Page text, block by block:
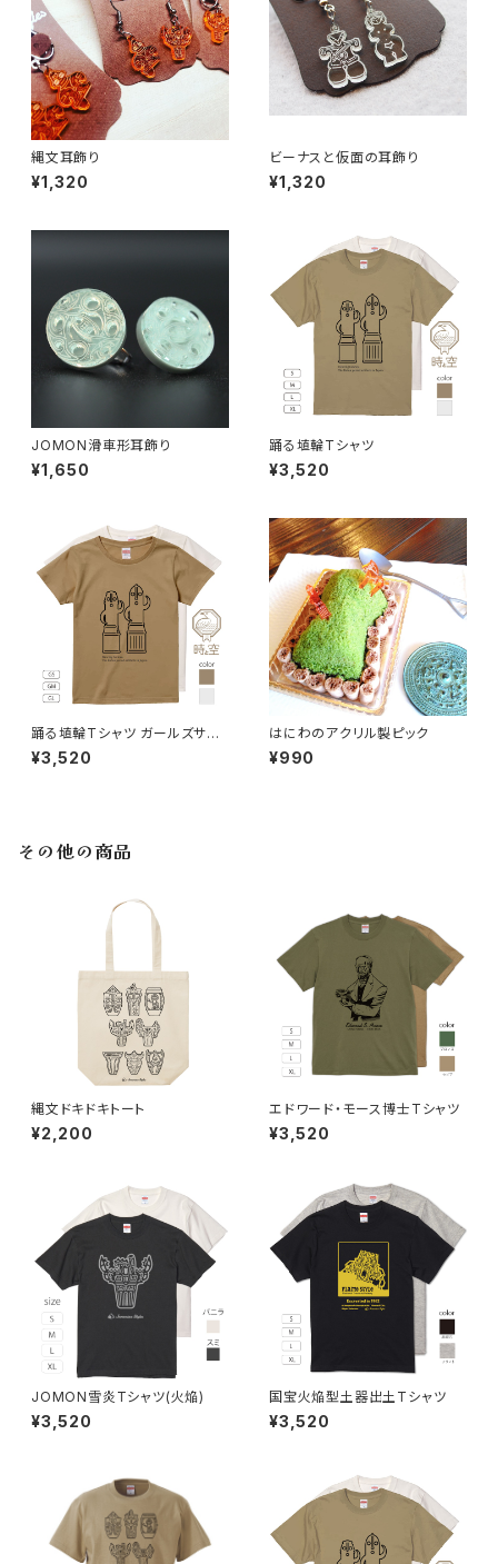
縄文耳飾り
¥1,320
ビーナスと仮面の耳飾り
¥1,320
JOMON滑車形耳飾り
¥1,650
踊る埴輪Tシャツ
¥3,520
踊る埴輪Tシャツ ガールズサイ
ズ
¥3,520
はにわのアクリル製ピック
¥990
その他の商品
縄文ドキドキトート
¥2,200
エドワード・モース博士Tシャツ
¥3,520
JOMON雪炎Tシャツ(火焔)
¥3,520
国宝火焔型土器出土Tシャツ
¥3,520